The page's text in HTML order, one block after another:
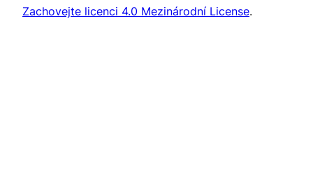
Zachovejte licenci 4.0 Mezinárodní License.